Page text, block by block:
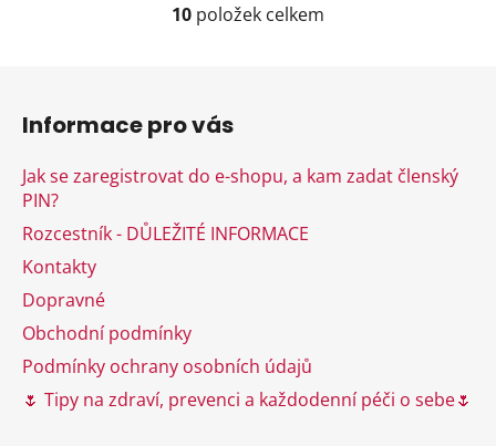
O
c
p
r
ý
p
i
10 položek celkem
Informace pro vás
Jak se zaregistrovat do e-shopu, a kam zadat členský
PIN?
Rozcestník - DŮLEŽITÉ INFORMACE
Kontakty
Dopravné
Obchodní podmínky
Podmínky ochrany osobních údajů
🌷 Tipy na zdraví, prevenci a každodenní péči o sebe🌷